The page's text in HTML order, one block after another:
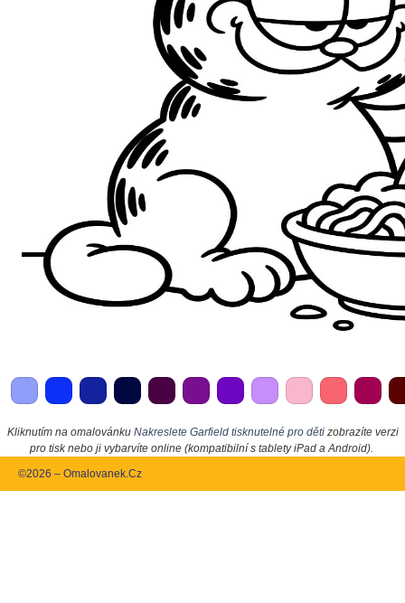
Kliknutím na omalovánku Nakreslete Garfield tisknutelné pro dětizobrazíte verzi
pro tisk nebo ji vybarvíte online (kompatibilní s tablety iPad a Android).
©2026 – Omalovanek.Cz